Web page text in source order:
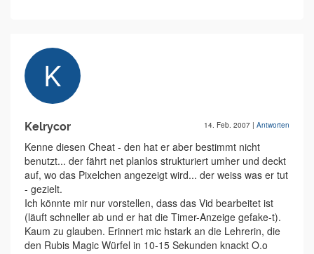
Kelrycor 14. Feb. 2007 | Antworten
Kenne diesen Cheat - den hat er aber bestimmt nicht
benutzt... der fährt net planlos strukturiert umher und deckt
auf, wo das Pixelchen angezeigt wird... der weiss was er tut
- gezielt.
Ich könnte mir nur vorstellen, dass das Vid bearbeitet ist
(läuft schneller ab und er hat die Timer-Anzeige gefake-t).
Kaum zu glauben. Erinnert mic hstark an die Lehrerin, die
den Rubis Magic Würfel in 10-15 Sekunden knackt O.o